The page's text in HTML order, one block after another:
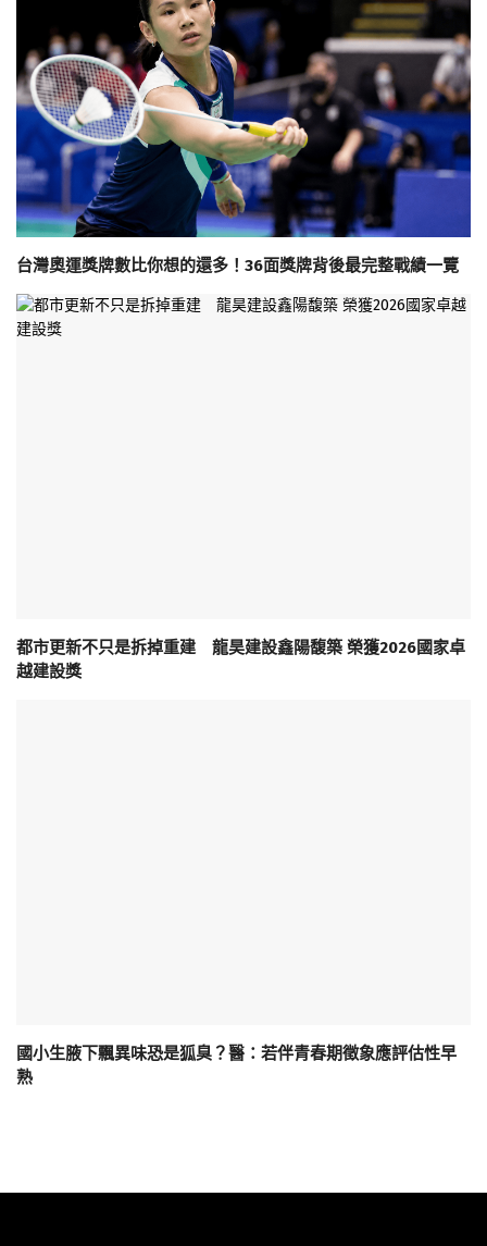
台灣奧運獎牌數比你想的還多！36面獎牌背後最完整戰績一覽
都市更新不只是拆掉重建 龍昊建設鑫陽馥築 榮獲2026國家卓
越建設獎
國小生腋下飄異味恐是狐臭？醫：若伴青春期徵象應評估性早
熟